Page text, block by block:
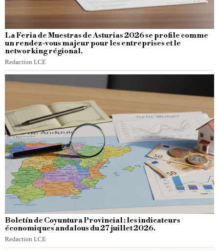
La Feria de Muestras de Asturias 2026 se profile comme
un rendez-vous majeur pour les entreprises et le
networking régional.
Redaction LCE
Boletín de Coyuntura Provincial : les indicateurs
économiques andalous du 27 juillet 2026.
Redaction LCE